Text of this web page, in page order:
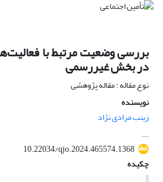
بررسی وضعیت مرتبط با
در بخش غیررسمی
نوع مقاله : مقاله پژوهشی
نویسنده
زینب مرادی نژاد
...
10.22034/qjo.2024.465574.1368
چکیده